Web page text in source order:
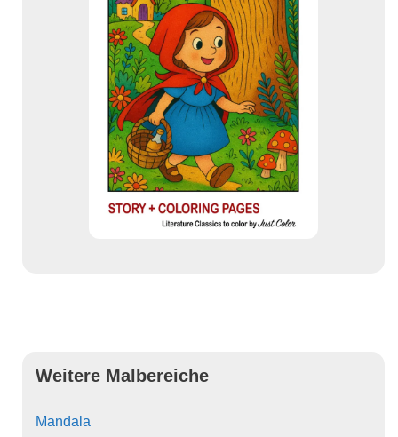
Weitere Malbereiche
Mandala